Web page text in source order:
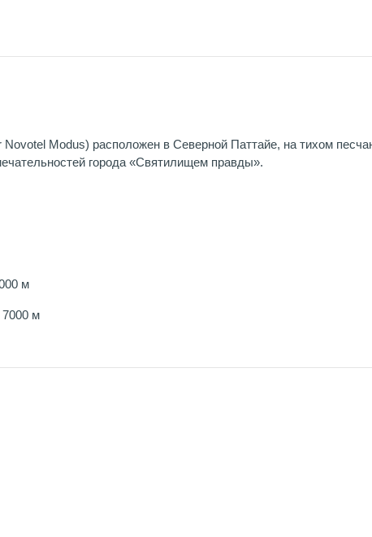
Modus) расположен в Северной Паттайе, на тихом
города «Святилищем правды».
м
м